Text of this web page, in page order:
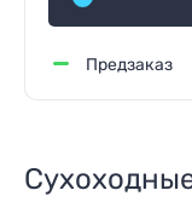
Предзаказ